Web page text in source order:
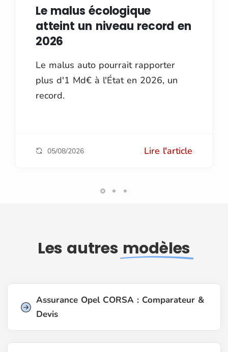
Le malus écologique
atteint un niveau record en
2026
Le malus auto pourrait rapporter
plus d'1 Md€ à l'État en 2026, un
record.
05/08/2026 Lire l'article
Les autres modèles
Assurance Opel CORSA : Comparateur &
Devis